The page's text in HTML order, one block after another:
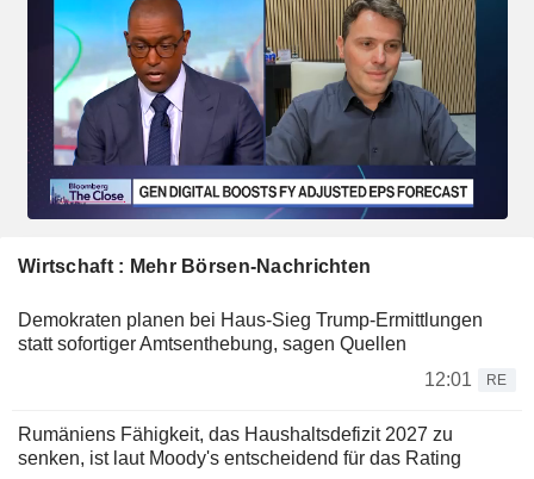
Wirtschaft : Mehr Börsen-Nachrichten
Demokraten planen bei Haus-Sieg Trump-Ermittlungen
statt sofortiger Amtsenthebung, sagen Quellen
12:01
RE
Rumäniens Fähigkeit, das Haushaltsdefizit 2027 zu
senken, ist laut Moody's entscheidend für das Rating